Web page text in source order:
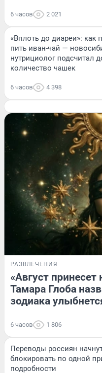
6 часов 2 021
«Вплоть до диареи»: как
пить иван-чай —
нутрициолог подсчитал
количество чашек
6 часов 4 398
РАЗВЛЕЧЕНИЯ
«Август
Тамара Глоба
зодиака
6 часов 1 806
Переводы россиян
блокировать по одной
подробности